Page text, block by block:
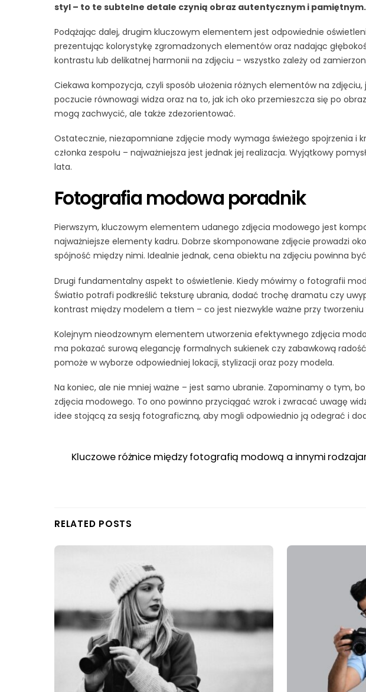
styl – to te subtelne detale czynią obraz autentycznym i pamiętnym.
Podążając dalej, drugim kluczowym elementem jest odpowiednie
prezentując kolorystykę zgromadzonych elementów oraz nadając
kontrastu lub delikatnej harmonii na zdjęciu – wszystko zależy od
Ciekawa kompozycja, czyli sposób ułożenia różnych elementów na
poczucie równowagi widza oraz na to, jak ich oko przemieszcza się po
mogą zachwycić, ale także zdezorientować.
Ostatecznie, niezapomniane zdjęcie mody wymaga świeżego spojrzenia
członka zespołu – najważniejsza jest jednak jej realizacja. Wyjątkowy
lata.
Fotografia modowa poradnik
Pierwszym, kluczowym elementem udanego zdjęcia modowego jest
najważniejsze elementy kadru. Dobrze skomponowane zdjęcie prowadzi
spójność między nimi. Idealnie jednak, cena obiektu na zdjęciu powinna
Drugi fundamentalny aspekt to oświetlenie. Kiedy mówimy o fotografii
Światło potrafi podkreślić teksturę ubrania, dodać trochę dramatu czy
kontrast między modelem a tłem – co jest niezwykle ważne przy
Kolejnym nieodzownym elementem utworzenia efektywnego zdjęcia
ma pokazać surową elegancję formalnych sukienek czy zabawkową
pomoże w wyborze odpowiedniej lokacji, stylizacji oraz pozy modela.
Na koniec, ale nie mniej ważne – jest samo ubranie. Zapominamy o tym,
zdjęcia modowego. To ono powinno przyciągać wzrok i zwracać uwagę
idee stojącą za sesją fotograficzną, aby mogli odpowiednio ją odegrać i
Kluczowe różnice między fotografią modową a innymi
RELATED POSTS